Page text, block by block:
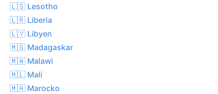
🇱🇸 Lesotho
🇱🇷 Liberia
🇱🇾 Libyen
🇲🇬 Madagaskar
🇲🇼 Malawi
🇲🇱 Mali
🇲🇦 Marocko